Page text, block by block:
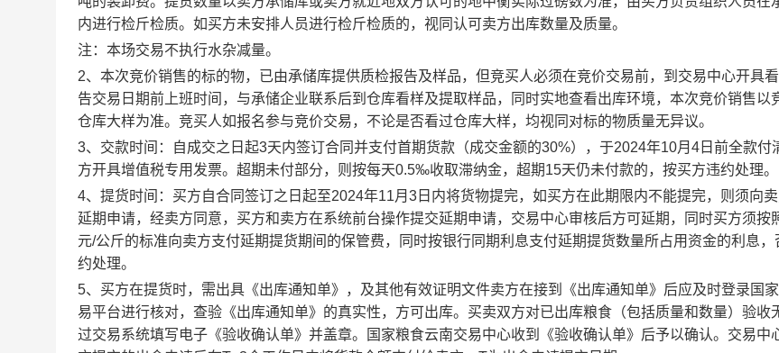
内进行检斤检质。如买方未安排人员进行检斤检质的，视同认可卖方出库数量及质量。
注：本场交易不执行水杂减量。
2、本次竞价销售的标的物，已由承储库提供质检报告及样品，但竞买人必须在竞价交易前，到交易中心开具
告交易日期前上班时间，与承储企业联系后到仓库看样及提取样品，同时实地查看出库环境，本次竞价销售以
仓库大样为准。竞买人如报名参与竞价交易，不论是否看过仓库大样，均视同对标的物质量无异议。
3、交款时间：自成交之日起3天内签订合同并支付首期货款（成交金额的30%），于2024年10月4日前全款付
方开具增值税专用发票。超期未付部分，则按每天0.5‰收取滞纳金，超期15天仍未付款的，按买方违约处理。
4、提货时间：买方自合同签订之日起至2024年11月3日内将货物提完，如买方在此期限内不能提完，则须向
延期申请，经卖方同意，买方和卖方在系统前台操作提交延期申请，交易中心审核后方可延期，同时买方须按
元/公斤的标准向卖方支付延期提货期间的保管费，同时按银行同期利息支付延期提货数量所占用资金的利息，
约处理。
5、买方在提货时，需出具《出库通知单》，及其他有效证明文件卖方在接到《出库通知单》后应及时登录国
易平台进行核对，查验《出库通知单》的真实性，方可出库。买卖双方对已出库粮食（包括质量和数量）验收
过交易系统填写电子《验收确认单》并盖章。国家粮食云南交易中心收到《验收确认单》后予以确认。交易中